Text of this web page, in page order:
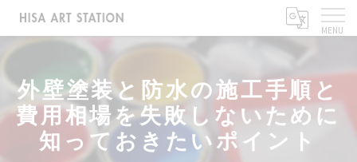
外壁塗装と防水の施工手順と
費用相場を失敗しないために
知っておきたいポイント